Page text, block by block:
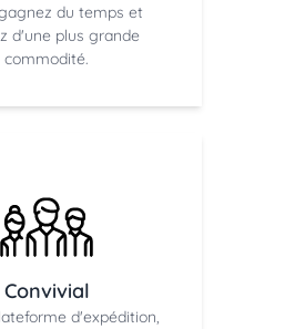
du temps et
d'une plus grande
commodité.
Convivial
d'expédition,